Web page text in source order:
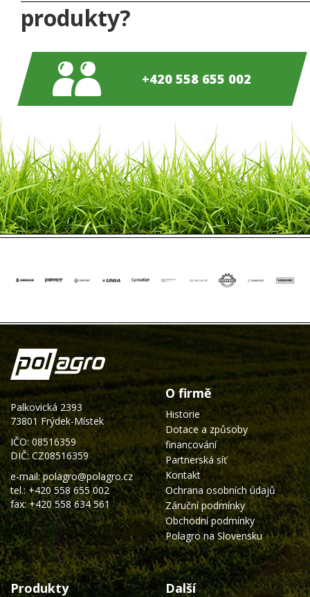
produkty?
+420 558 655 002
Palkovická 2393
73801 Frýdek-Místek
IČO: 08516359
DIČ: CZ08516359
e-mail:polagro@polagro.cz
tel.:+420 558 655 002
fax: +420 558 634 561
O firmě
Historie
Dotace a způsoby
financování
Partnerská síť
Kontakt
Ochrana osobních údajů
Záruční podmínky
Obchodní podmínky
Polagro na Slovensku
Produkty Další